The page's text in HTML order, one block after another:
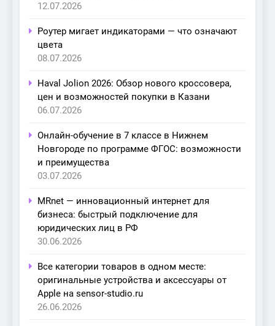
12.07.2026
Роутер мигает индикаторами — что означают
цвета
08.07.2026
Haval Jolion 2026: Обзор нового кроссовера,
цен и возможностей покупки в Казани
06.07.2026
Онлайн-обучение в 7 классе в Нижнем
Новгороде по программе ФГОС: возможности
и преимущества
03.07.2026
MRnet — инновационный интернет для
бизнеса: быстрый подключение для
юридических лиц в РФ
30.06.2026
Все категории товаров в одном месте:
оригинальные устройства и аксессуары от
Apple на sensor-studio.ru
26.06.2026